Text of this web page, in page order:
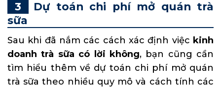
Dự toán chi phí mở quán trà
sữa
Sau khi đã nắm các cách xác định việc kinh
doanh trà sữa có lời không, bạn cũng cần
tìm hiểu thêm về dự toán chi phí mở quán
trà sữa theo nhiều quy mô và cách tính các